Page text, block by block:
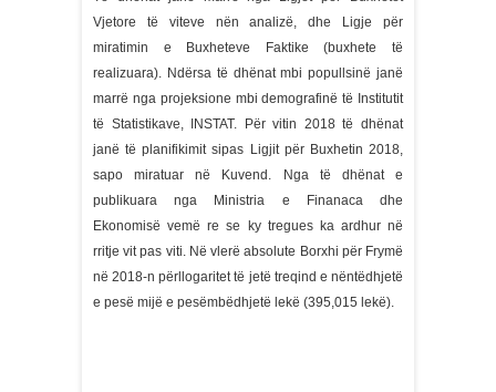
Vjetore të viteve nën analizë, dhe Ligje për
miratimin e Buxheteve Faktike (buxhete të
realizuara). Ndërsa të dhënat mbi popullsinë janë
marrë nga projeksione mbi demografinë të Institutit
të Statistikave, INSTAT. Për vitin 2018 të dhënat
janë të planifikimit sipas Ligjit për Buxhetin 2018,
sapo miratuar në Kuvend. Nga të dhënat e
publikuara nga Ministria e Finanaca dhe
Ekonomisë vemë re se ky tregues ka ardhur në
rritje vit pas viti. Në vlerë absolute Borxhi për Frymë
në 2018-n përllogaritet të jetë treqind e nëntëdhjetë
e pesë mijë e pesëmbëdhjetë lekë (395,015 lekë).